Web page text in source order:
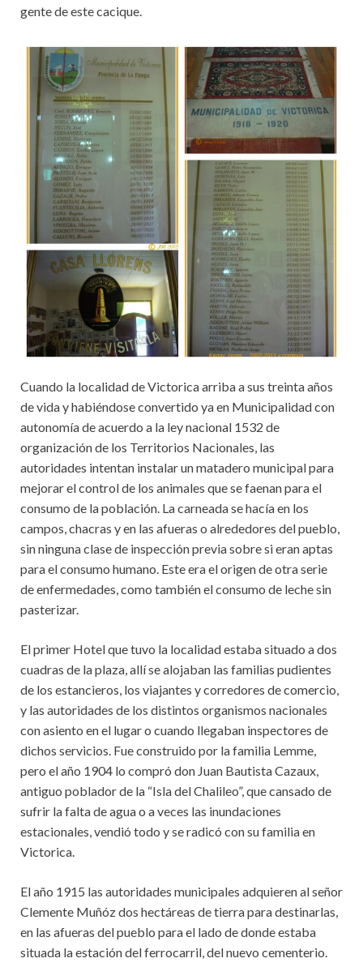
gente de este cacique.
Cuando la localidad de Victorica arriba a sus treinta años
de vida y habiéndose convertido ya en Municipalidad con
autonomía de acuerdo a la ley nacional 1532 de
organización de los Territorios Nacionales, las
autoridades intentan instalar un matadero municipal para
mejorar el control de los animales que se faenan para el
consumo de la población. La carneada se hacía en los
campos, chacras y en las afueras o alrededores del pueblo,
sin ninguna clase de inspección previa sobre si eran aptas
para el consumo humano. Este era el origen de otra serie
de enfermedades, como también el consumo de leche sin
pasterizar.
El primer Hotel que tuvo la localidad estaba situado a dos
cuadras de la plaza, allí se alojaban las familias pudientes
de los estancieros, los viajantes y corredores de comercio,
y las autoridades de los distintos organismos nacionales
con asiento en el lugar o cuando llegaban inspectores de
dichos servicios. Fue construido por la familia Lemme,
pero el año 1904 lo compró don Juan Bautista Cazaux,
antiguo poblador de la “Isla del Chalileo”, que cansado de
sufrir la falta de agua o a veces las inundaciones
estacionales, vendió todo y se radicó con su familia en
Victorica.
El año 1915 las autoridades municipales adquieren al señor
Clemente Muñóz dos hectáreas de tierra para destinarlas,
en las afueras del pueblo para el lado de donde estaba
situada la estación del ferrocarril, del nuevo cementerio.